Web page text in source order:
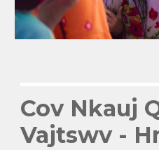
Cov Nkauj
Vajtswv-